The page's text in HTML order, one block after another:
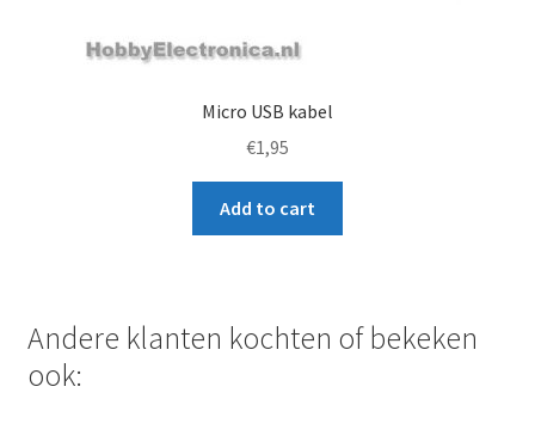
Micro USB kabel
€1,95
Add to cart
Andere klanten kochten of bekeken
ook: